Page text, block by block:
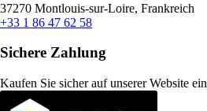
37270 Montlouis-sur-Loire, Frankreich
+33 1 86 47 62 58
Sichere Zahlung
Kaufen Sie sicher auf unserer Website ein